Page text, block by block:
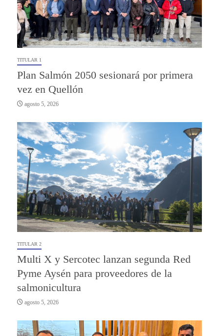
TITULAR 1
Plan Salmón 2050 sesionará por primera
vez en Quellón
agosto 5, 2026
TITULAR 2
Multi X y Sercotec lanzan segunda Red
Pyme Aysén para proveedores de la
salmonicultura
agosto 5, 2026